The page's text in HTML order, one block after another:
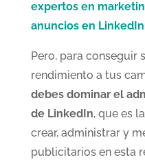
expertos en
anuncios en
Pero, para conseguir
rendimiento a tus
debes dominar el
de LinkedIn, que es
crear, administrar y
publicitarios en esta